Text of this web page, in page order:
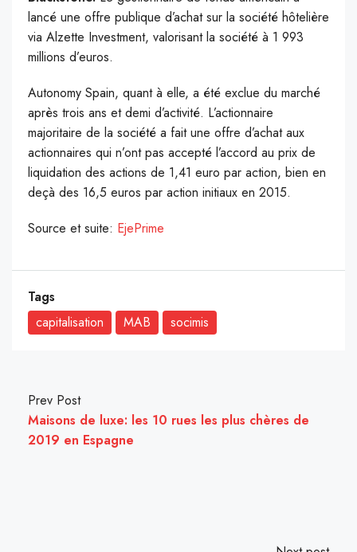
lancé une offre publique d’achat sur la société hôtelière
via Alzette Investment, valorisant la société à 1 993
millions d’euros.
Autonomy Spain, quant à elle, a été exclue du marché
après trois ans et demi d’activité. L’actionnaire
majoritaire de la société a fait une offre d’achat aux
actionnaires qui n’ont pas accepté l’accord au prix de
liquidation des actions de 1,41 euro par action, bien en
deçà des 16,5 euros par action initiaux en 2015.
Source et suite: EjePrime
Tags
capitalisation
MAB socimis
Prev Post
Maisons de luxe: les 10 rues les plus chères de
2019 en Espagne